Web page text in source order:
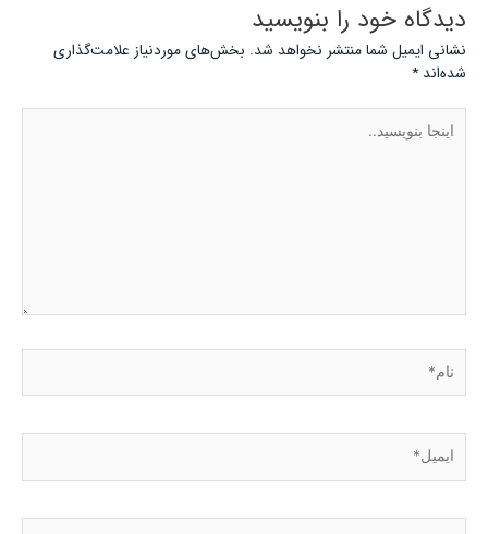
دیدگاه‌ خود را بنویسید
نشانی ایمیل شما منتشر نخواهد شد. بخش‌های موردنیاز علامت‌گذاری
شده‌اند*
بنویسید..